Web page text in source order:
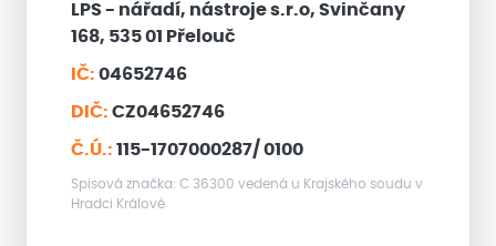
LPS - nářadí, nástroje s.r.o, Svinčany
168, 535 01 Přelouč
IČ: 04652746
DIČ: CZ04652746
Č.Ú.: 115-1707000287/ 0100
Spisová značka: C 36300 vedená u Krajského soudu v
Hradci Králové